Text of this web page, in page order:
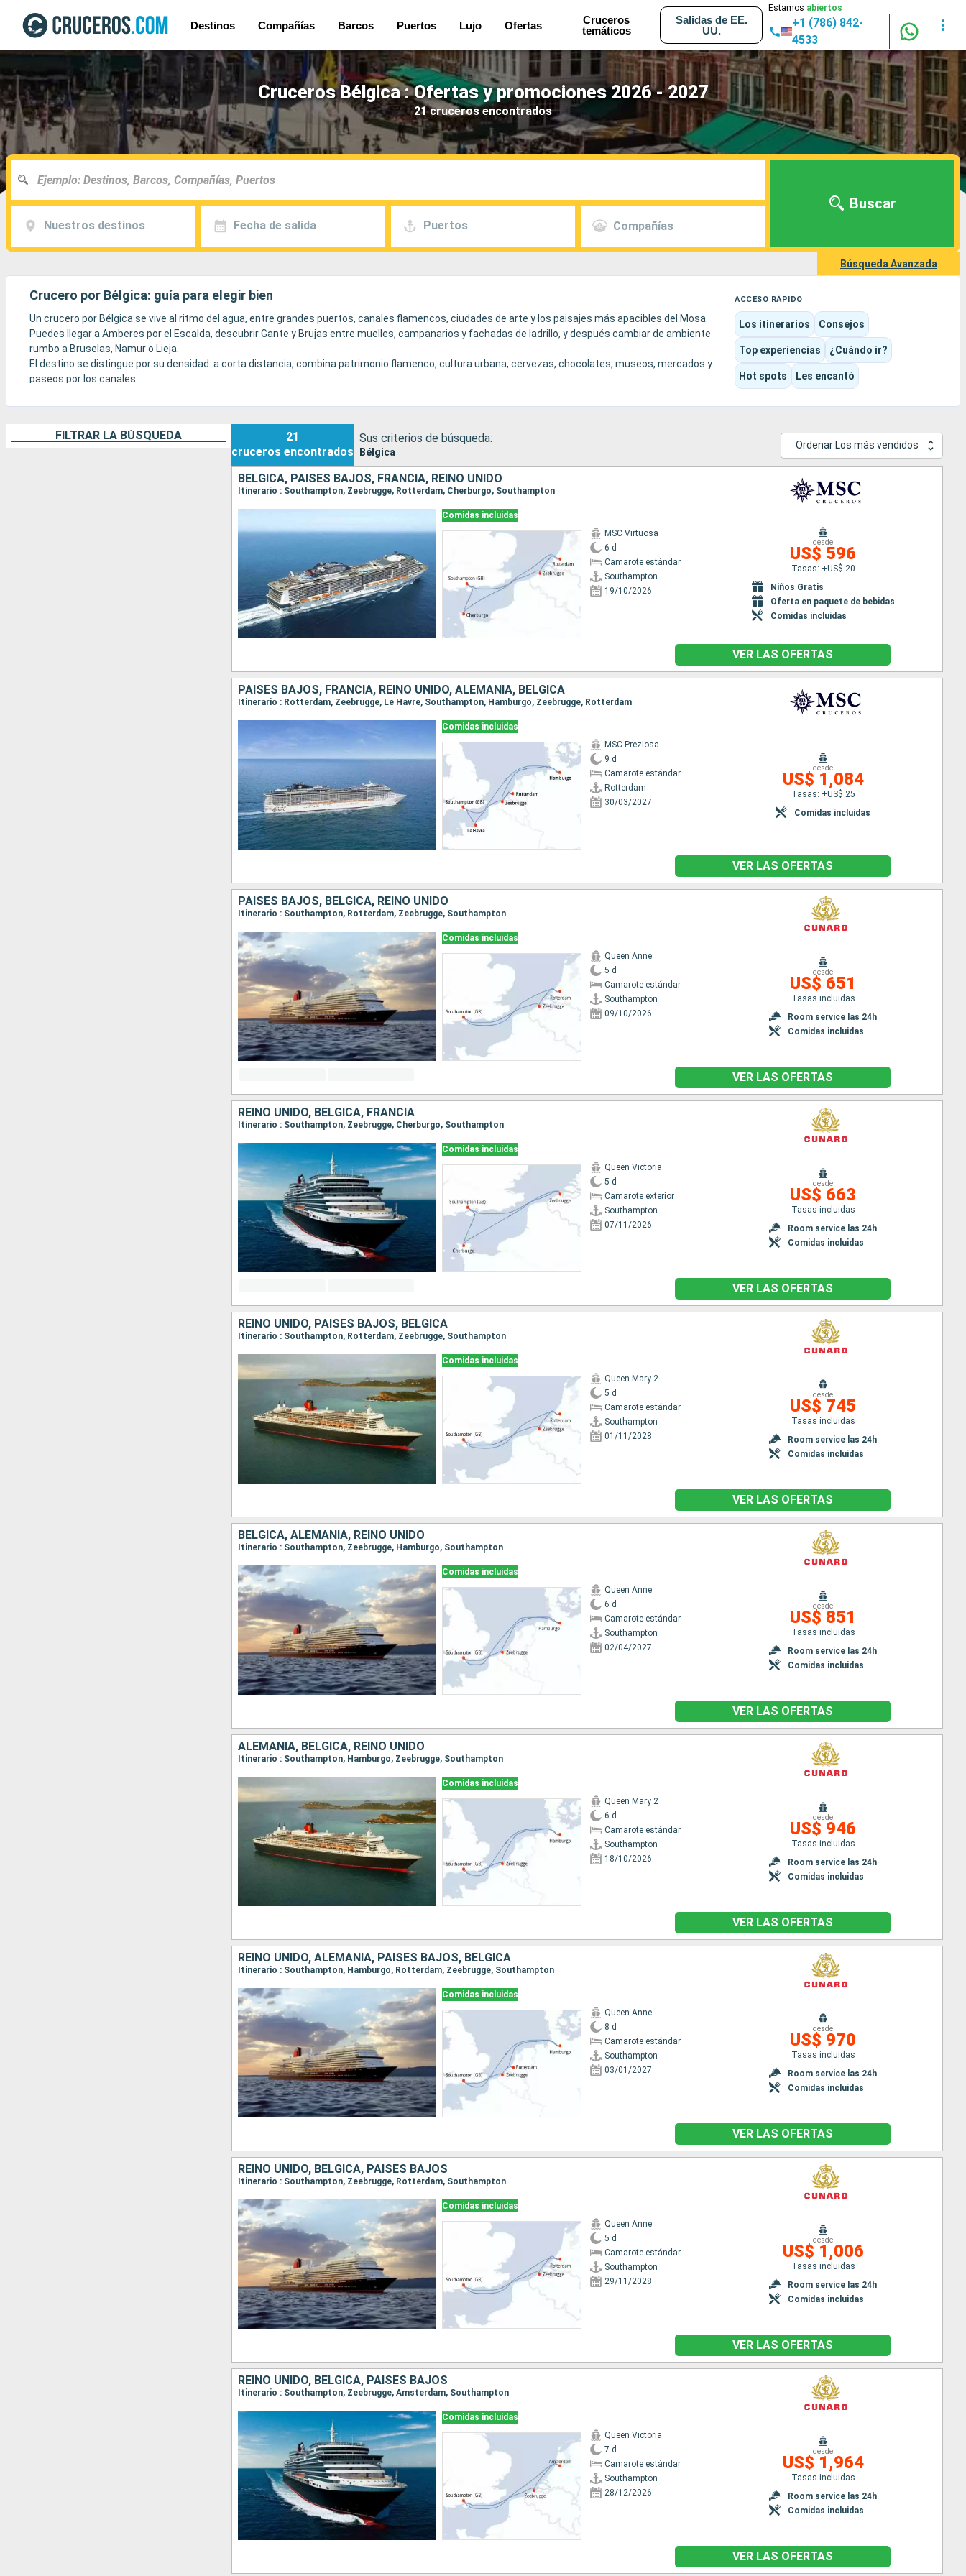
Destinos Compañías Barcos Puertos Lujo Ofertas
Cruceros
temáticos
Salidas de EE.
UU.
Estamos abiertos
+1 (786) 842-
4533
Cruceros Bélgica : Ofertas y promociones 2026 - 2027
21 cruceros encontrados
Nuestros destinos Fecha de salida Puertos Compañías
Buscar
Búsqueda Avanzada
Crucero por Bélgica: guía para elegir bien
Un crucero por Bélgica se vive al ritmo del agua, entre grandes puertos, canales flamencos, ciudades de arte y los paisajes más apacibles del Mosa.
Puedes llegar a Amberes por el Escalda, descubrir Gante y Brujas entre muelles, campanarios y fachadas de ladrillo, y después cambiar de ambiente
rumbo a Bruselas, Namur o Lieja.
El destino se distingue por su densidad: a corta distancia, combina patrimonio flamenco, cultura urbana, cervezas, chocolates, museos, mercados y
paseos por los canales.
Europa del Norte a escala humana.
ACCESO RÁPIDO
Los itinerarios Consejos
Top experiencias ¿Cuándo ir?
Hot spots Les encantó
FILTRAR LA BÚSQUEDA
21
cruceros encontrados
Sus criterios de búsqueda:
Bélgica
Ordenar Los más vendidos
BÉLGICA, PAISES BAJOS, FRANCIA, REINO UNIDO
Itinerario : Southampton, Zeebrugge, Rotterdam, Cherburgo, Southampton
Comidas incluidas
MSC Virtuosa
6 d
Camarote estándar
Southampton
19/10/2026
desde
US$ 596
Tasas: +US$ 20
Niños Gratis
Oferta en paquete de bebidas
Comidas incluidas
VER LAS OFERTAS
PAISES BAJOS, FRANCIA, REINO UNIDO, ALEMANIA, BÉLGICA
Itinerario : Rotterdam, Zeebrugge, Le Havre, Southampton, Hamburgo, Zeebrugge, Rotterdam
Comidas incluidas
MSC Preziosa
9 d
Camarote estándar
Rotterdam
30/03/2027
desde
US$ 1,084
Tasas: +US$ 25
Comidas incluidas
VER LAS OFERTAS
PAISES BAJOS, BÉLGICA, REINO UNIDO
Itinerario : Southampton, Rotterdam, Zeebrugge, Southampton
Comidas incluidas
Queen Anne
5 d
Camarote estándar
Southampton
09/10/2026
desde
US$ 651
Tasas incluidas
Room service las 24h
Comidas incluidas
VER LAS OFERTAS
REINO UNIDO, BÉLGICA, FRANCIA
Itinerario : Southampton, Zeebrugge, Cherburgo, Southampton
Comidas incluidas
Queen Victoria
5 d
Camarote exterior
Southampton
07/11/2026
desde
US$ 663
Tasas incluidas
Room service las 24h
Comidas incluidas
VER LAS OFERTAS
REINO UNIDO, PAISES BAJOS, BÉLGICA
Itinerario : Southampton, Rotterdam, Zeebrugge, Southampton
Comidas incluidas
Queen Mary 2
5 d
Camarote estándar
Southampton
01/11/2028
desde
US$ 745
Tasas incluidas
Room service las 24h
Comidas incluidas
VER LAS OFERTAS
BÉLGICA, ALEMANIA, REINO UNIDO
Itinerario : Southampton, Zeebrugge, Hamburgo, Southampton
Comidas incluidas
Queen Anne
6 d
Camarote estándar
Southampton
02/04/2027
desde
US$ 851
Tasas incluidas
Room service las 24h
Comidas incluidas
VER LAS OFERTAS
ALEMANIA, BÉLGICA, REINO UNIDO
Itinerario : Southampton, Hamburgo, Zeebrugge, Southampton
Comidas incluidas
Queen Mary 2
6 d
Camarote estándar
Southampton
18/10/2026
desde
US$ 946
Tasas incluidas
Room service las 24h
Comidas incluidas
VER LAS OFERTAS
REINO UNIDO, ALEMANIA, PAISES BAJOS, BÉLGICA
Itinerario : Southampton, Hamburgo, Rotterdam, Zeebrugge, Southampton
Comidas incluidas
Queen Anne
8 d
Camarote estándar
Southampton
03/01/2027
desde
US$ 970
Tasas incluidas
Room service las 24h
Comidas incluidas
VER LAS OFERTAS
REINO UNIDO, BÉLGICA, PAISES BAJOS
Itinerario : Southampton, Zeebrugge, Rotterdam, Southampton
Comidas incluidas
Queen Anne
5 d
Camarote estándar
Southampton
29/11/2028
desde
US$ 1,006
Tasas incluidas
Room service las 24h
Comidas incluidas
VER LAS OFERTAS
REINO UNIDO, BÉLGICA, PAISES BAJOS
Itinerario : Southampton, Zeebrugge, Amsterdam, Southampton
Comidas incluidas
Queen Victoria
7 d
Camarote estándar
Southampton
28/12/2026
desde
US$ 1,964
Tasas incluidas
Room service las 24h
Comidas incluidas
VER LAS OFERTAS